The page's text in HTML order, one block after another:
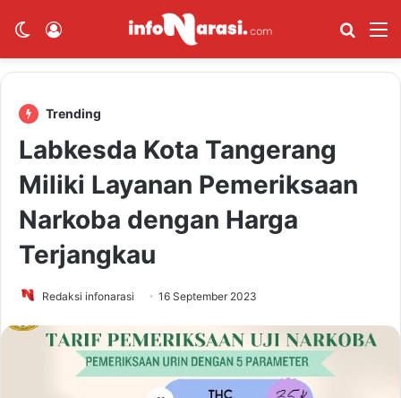
Switch skin Cari
Trending
Labkesda Kota Tangerang
Miliki Layanan Pemeriksaan
Narkoba dengan Harga
Terjangkau
Redaksi infonarasi 16 September 2023